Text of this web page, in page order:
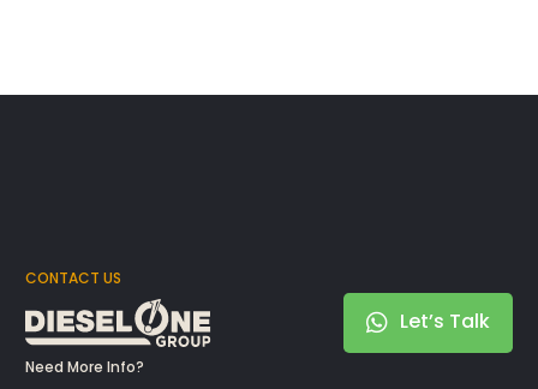
CONTACT US
Need More Info?
Let’s Talk